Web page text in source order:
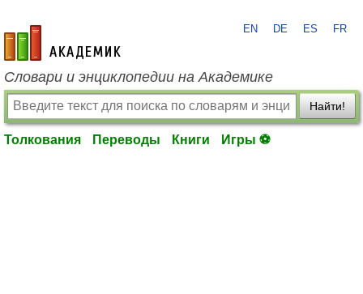
academic.ru
EN DE ES FR
Словари и энциклопедии на Академике
Найти!
Толкования Переводы Книги Игры ⚽